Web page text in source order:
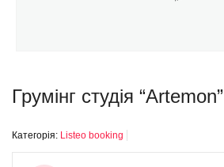
Грумінг студія “Artemon”
Категорія: Listeo booking